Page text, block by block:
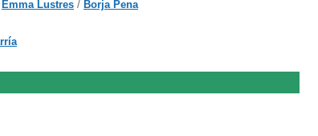
Emma Lustres / Borja Pena